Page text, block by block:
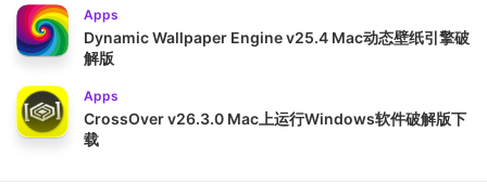
Apps
Dynamic Wallpaper Engine v25.4 Mac动态壁纸引擎破
解版
Apps
CrossOver v26.3.0 Mac上运行Windows软件破解版下
载